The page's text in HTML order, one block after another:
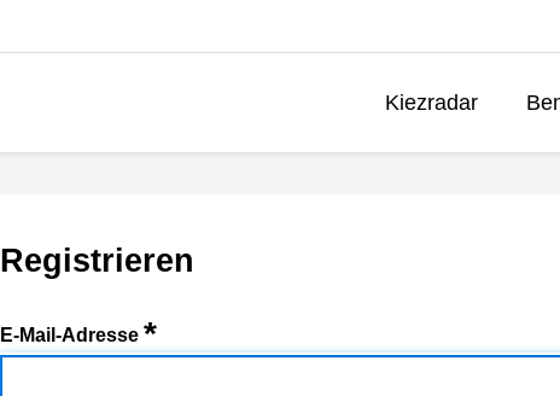
Kiezradar
Registrieren
E-Mail-Adresse *